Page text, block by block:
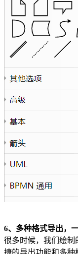
6、多种格式导出，
很多时候，我们绘制
捷的导出功能和多种